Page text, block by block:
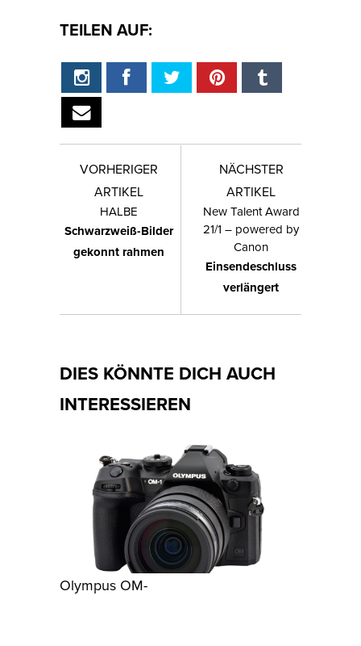
TEILEN AUF:
VORHERIGER
ARTIKEL
HALBE
Schwarzweiß-Bilder
gekonnt rahmen
NÄCHSTER
ARTIKEL
New Talent Award
21/1 – powered by
Canon
Einsendeschluss
verlängert
DIES KÖNNTE DICH AUCH
INTERESSIEREN
Olympus OM-